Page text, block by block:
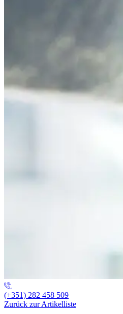
(+351) 282 458 509
Zurück zur Artikelliste